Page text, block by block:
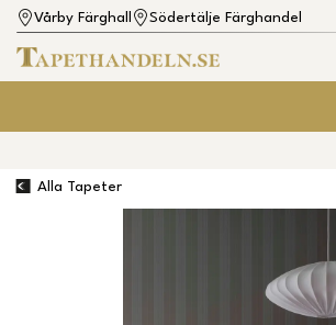
Vårby Färghall Södertälje Färghandel
Alla Tapeter